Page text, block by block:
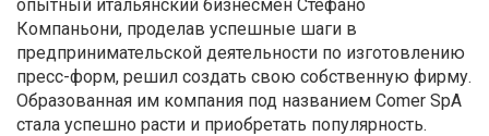
опытный итальянский бизнесмен Стефано
Компаньони, проделав успешные шаги в
предпринимательской деятельности по изготовлению
пресс-форм, решил создать свою собственную фирму.
Образованная им компания под названием Comer SpA
стала успешно расти и приобретать популярность.